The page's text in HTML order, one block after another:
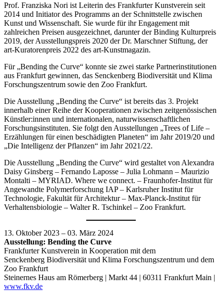
Prof. Franziska Nori ist Leiterin des Frankfurter Kunstverein seit
2014 und Initiator des Programms an der Schnittstelle zwischen
Kunst und Wissenschaft. Sie wurde für ihr Engagement mit
zahlreichen Preisen ausgezeichnet, darunter der Binding Kulturpreis
2019, der Ausstellungspreis 2020 der Dr. Marschner Stiftung, der
art-Kuratorenpreis 2022 des art-Kunstmagazin.
Für „Bending the Curve“ konnte sie zwei starke Partnerinstitutionen
aus Frankfurt gewinnen, das Senckenberg Biodiversität und Klima
Forschungszentrum sowie den Zoo Frankfurt.
Die Ausstellung „Bending the Curve“ ist bereits das 3. Projekt
innerhalb einer Reihe der Kooperationen zwischen zeitgenössischen
Künstler:innen und internationalen, naturwissenschaftlichen
Forschungsinstituten. Sie folgt den Ausstellungen „Trees of Life –
Erzählungen für einen beschädigten Planeten“ im Jahr 2019/20 und
„Die Intelligenz der Pflanzen“ im Jahr 2021/22.
Die Ausstellung „Bending the Curve“ wird gestaltet von Alexandra
Daisy Ginsberg – Fernando Laposse – Julia Lohmann – Maurizio
Montalti – MYRIAD. Where we connect. – Fraunhofer-Institut für
Angewandte Polymerforschung IAP – Karlsruher Institut für
Technologie, Fakultät für Architektur – Max-Planck-Institut für
Verhaltensbiologie – Walter R. Tschinkel – Zoo Frankfurt.
13. Oktober 2023 – 03. März 2024
Ausstellung: Bending the Curve
Frankfurter Kunstverein in Kooperation mit dem
Senckenberg Biodiversität und Klima Forschungszentrum und dem
Zoo Frankfurt
Steinernes Haus am Römerberg | Markt 44 | 60311 Frankfurt Main |
www.fkv.de